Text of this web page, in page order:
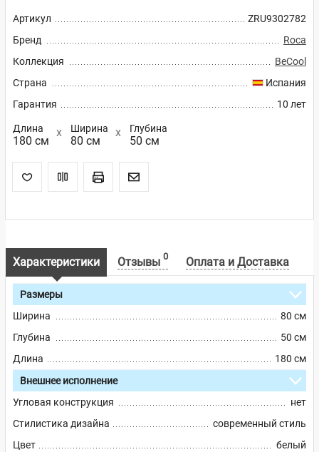
Артикул
ZRU9302782
Бренд
Roca
Коллекция
BeCool
Страна
Испания
Гарантия
10 лет
Длина
180 см
Ширина
80 см
Глубина
50 см
Характеристики Отзывы 0 Оплата и Доставка
Размеры
Ширина
80 см
Глубина
50 см
Длина
180 см
Внешнее исполнение
Угловая конструкция
нет
Стилистика дизайна
современный стиль
Цвет
белый